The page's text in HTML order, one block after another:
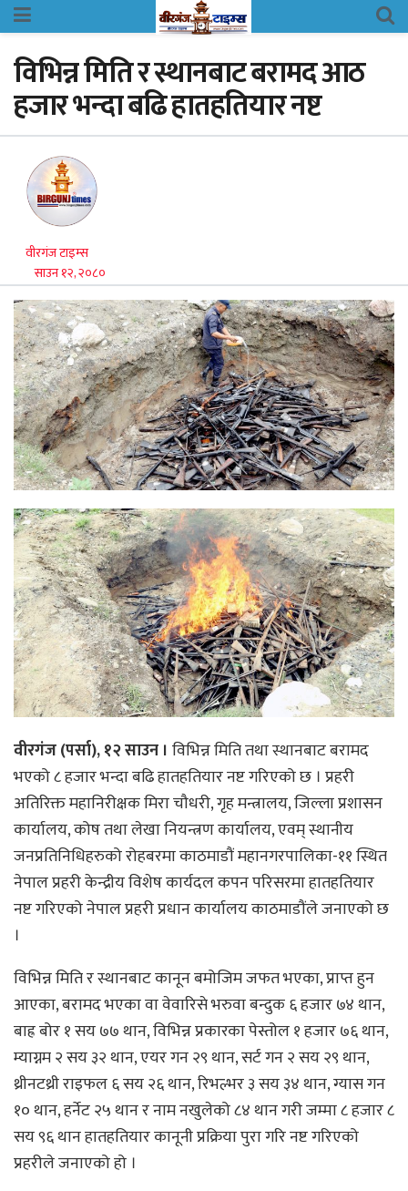
विभिन्न मिति र स्थानबाट बरामद आठ
हजार भन्दा बढि हातहतियार नष्ट
वीरगंज टाइम्स
साउन १२, २०८०
वीरगंज (पर्सा), १२ साउन । विभिन्न मिति तथा स्थानबाट बरामद
भएको ८ हजार भन्दा बढि हातहतियार नष्ट गरिएको छ । प्रहरी
अतिरिक्त महानिरीक्षक मिरा चौधरी, गृह मन्त्रालय, जिल्ला प्रशासन
कार्यालय, कोष तथा लेखा नियन्त्रण कार्यालय, एवम् स्थानीय
जनप्रतिनिधिहरुको रोहबरमा काठमाडौं महानगरपालिका-११ स्थित
नेपाल प्रहरी केन्द्रीय विशेष कार्यदल कपन परिसरमा हातहतियार
नष्ट गरिएको नेपाल प्रहरी प्रधान कार्यालय काठमाडौंले जनाएको छ
।
विभिन्न मिति र स्थानबाट कानून बमोजिम जफत भएका, प्राप्त हुन
आएका, बरामद भएका वा वेवारिसे भरुवा बन्दुक ६ हजार ७४ थान,
बाह्र बोर १ सय ७७ थान, विभिन्न प्रकारका पेस्तोल १ हजार ७६ थान,
म्याग्नम २ सय ३२ थान, एयर गन २९ थान, सर्ट गन २ सय २९ थान,
थ्रीनटथ्री राइफल ६ सय २६ थान, रिभल्भर ३ सय ३४ थान, ग्यास गन
१० थान, हर्नेट २५ थान र नाम नखुलेको ८४ थान गरी जम्मा ८ हजार ८
सय ९६ थान हातहतियार कानूनी प्रक्रिया पुरा गरि नष्ट गरिएको
प्रहरीले जनाएको हो ।